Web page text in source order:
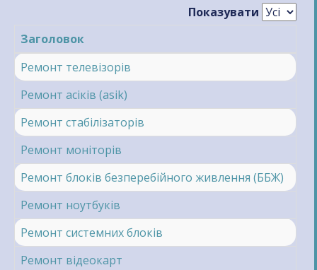
Показувати
Заголовок
Ремонт телевізорів
Ремонт асіків (asik)
Ремонт стабілізаторів
Ремонт моніторів
Ремонт блоків безперебійного живлення (ББЖ)
Ремонт ноутбуків
Ремонт системних блоків
Ремонт відеокарт